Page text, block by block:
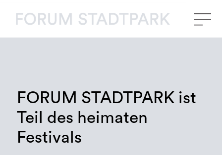
FORUM STADTPARK ist
Teil des heimaten
Festivals